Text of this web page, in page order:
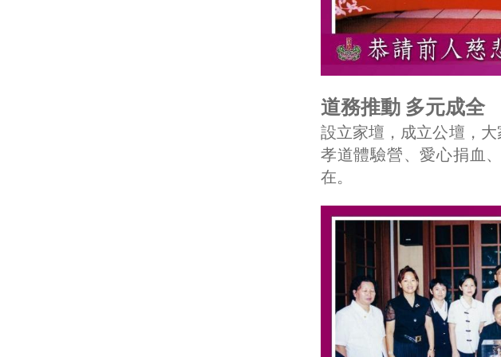
道務推動 多元成全
設立家壇，成立公壇，
孝道體驗營、愛心捐血
在。